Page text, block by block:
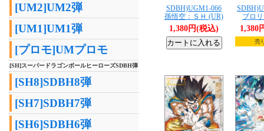
[UM2]UM2弾
[UM1]UM1弾
[プロモ]UMプロモ
[SH]スーパードラゴンボールヒーローズSDBH弾
[SH8]SDBH8弾
[SH7]SDBH7弾
[SH6]SDBH6弾
SDBH)UGM1-066
孫悟空：ＳＨ (UR)
1,380円(税込)
ブロ
1,380
売